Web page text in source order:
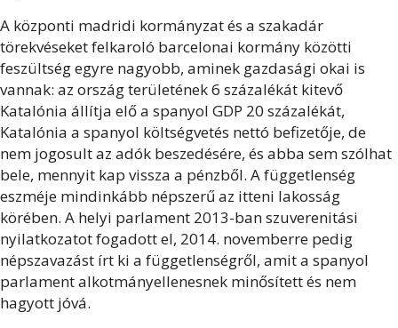
A központi madridi kormányzat és a szakadár
törekvéseket felkaroló barcelonai kormány közötti
feszültség egyre nagyobb, aminek gazdasági okai is
vannak: az ország területének 6 százalékát kitevő
Katalónia állítja elő a spanyol GDP 20 százalékát,
Katalónia a spanyol költségvetés nettó befizetője, de
nem jogosult az adók beszedésére, és abba sem szólhat
bele, mennyit kap vissza a pénzből. A függetlenség
eszméje mindinkább népszerű az itteni lakosság
körében. A helyi parlament 2013-ban szuverenitási
nyilatkozatot fogadott el, 2014. novemberre pedig
népszavazást írt ki a függetlenségről, amit a spanyol
parlament alkotmányellenesnek minősített és nem
hagyott jóvá.